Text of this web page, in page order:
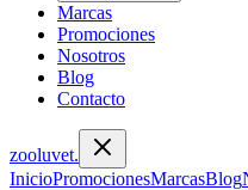
Marcas
Promociones
Nosotros
Blog
Contacto
zooluvet.
InicioPromocionesMarcasBlog